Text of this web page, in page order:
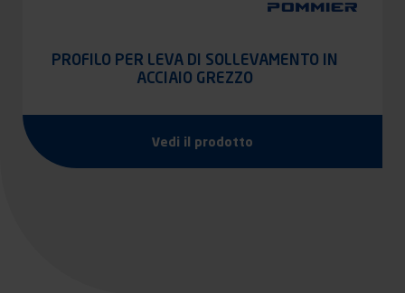
PROFILO PER LEVA DI SOLLEVAMENTO IN
ACCIAIO GREZZO
Vedi il prodotto